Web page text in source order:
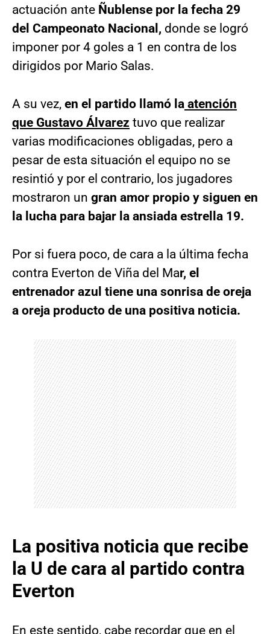
actuación ante Ñublense por la fecha 29
del Campeonato Nacional, donde se logró
imponer por 4 goles a 1 en contra de los
dirigidos por Mario Salas.
A su vez, en el partido llamó la atención
que Gustavo Álvarez tuvo que realizar
varias modificaciones obligadas, pero a
pesar de esta situación el equipo no se
resintió y por el contrario, los jugadores
mostraron un gran amor propio y siguen en
la lucha para bajar la ansiada estrella 19.
Por si fuera poco, de cara a la última fecha
contra Everton de Viña del Mar, el
entrenador azul tiene una sonrisa de oreja
a oreja producto de una positiva noticia.
La positiva noticia que recibe
la U de cara al partido contra
Everton
En este sentido, cabe recordar que en el